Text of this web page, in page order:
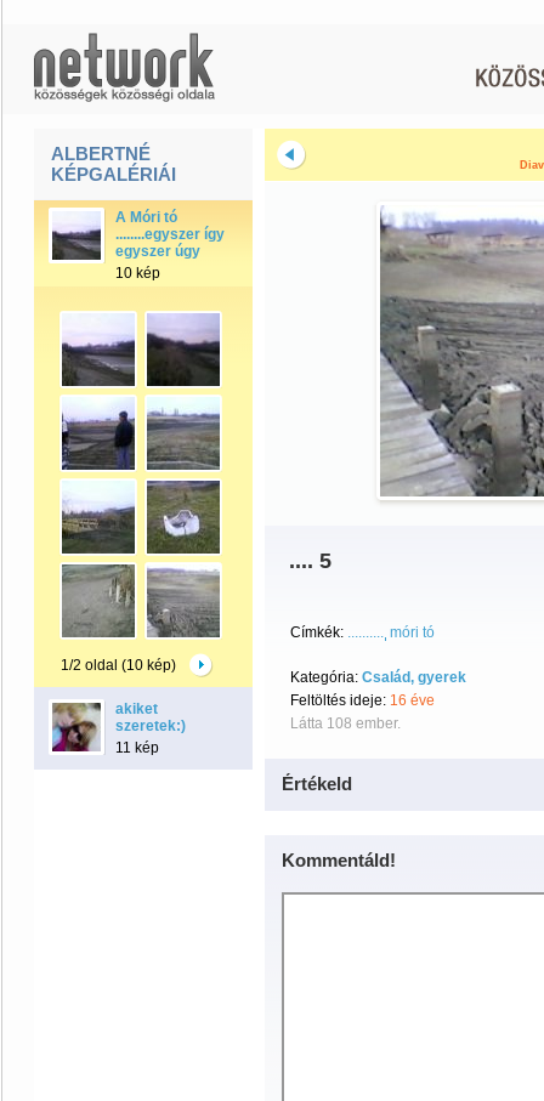
ALBERTNÉ
KÉPGALÉRIÁI
A Móri tó
........egyszer így
egyszer úgy
10 kép
1/2 oldal (10 kép)
akiket
szeretek:)
11 kép
.... 5
Címkék: .......... móri tó
Kategória: Család, gyerek
Feltöltés ideje: 16 éve
Látta 108 ember.
Értékeld
Kommentáld!